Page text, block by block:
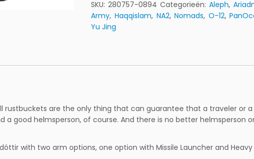
v
i
í
ó
t
i
SKU:280757-0894 Categorieën:Aleph,
Army,Haqqislam, NA2,Nomads, O-12,
Yu Jing
rustbuckets are the only thing that can guarantee that a traveler or
a good helmsperson, of course. And there is no better helmsperson
with two arm options, one option with Missile Launcher and Heavy